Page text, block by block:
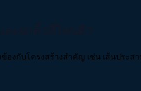
องกับโครงสร้างสำคัญ เช่น เส้นประ